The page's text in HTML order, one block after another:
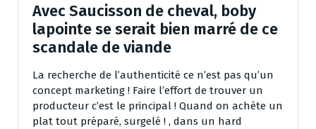
Avec Saucisson de cheval, boby
lapointe se serait bien marré de ce
scandale de viande
La recherche de l’authenticité ce n’est pas qu’un
concept marketing ! Faire l’effort de trouver un
producteur c’est le principal ! Quand on achète un
plat tout préparé, surgelé ! , dans un hard